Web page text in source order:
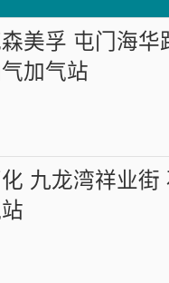
美孚 屯门海华
加气站
九龙湾祥业街